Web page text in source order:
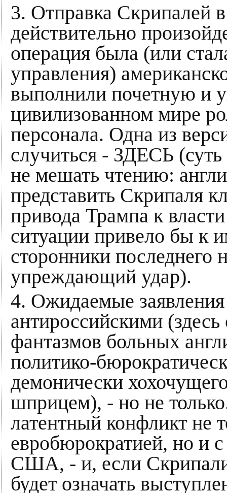
3. Отправка
действительно
операция была (или
управления)
выполнили почетную и
цивилизованном мире
персонала. Одна из
случиться - ЗДЕСЬ (суть
не мешать чтению:
представить Скрипаля
привода Трампа к
ситуации привело бы к
сторонники последнего
упреждающий удар).
4. Ожидаемые заявления
антироссийскими
фантазмов больных
политико-
демонически
шприцем), - но не
латентный конфликт не
евробюрократией, но и
США, - и, если
будет означать